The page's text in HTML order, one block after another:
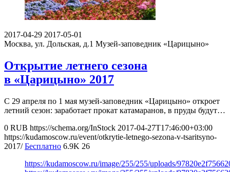
2017-04-29 2017-05-01
Москва, ул. Дольская, д.1 Музей-заповедник «Царицыно»
Открытие летнего сезона
в «Царицыно» 2017
С 29 апреля по 1 мая музей-заповедник «Царицыно» откроет
летний сезон: заработает прокат катамаранов, в пруды будут…
0 RUB https://schema.org/InStock 2017-04-27T17:46:00+03:00
https://kudamoscow.ru/event/otkrytie-letnego-sezona-v-tsaritsyno-
2017/ Бесплатно 6.9K 26
https://kudamoscow.ru/image/255/255/uploads/